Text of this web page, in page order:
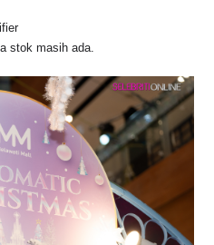
stok masih ada.